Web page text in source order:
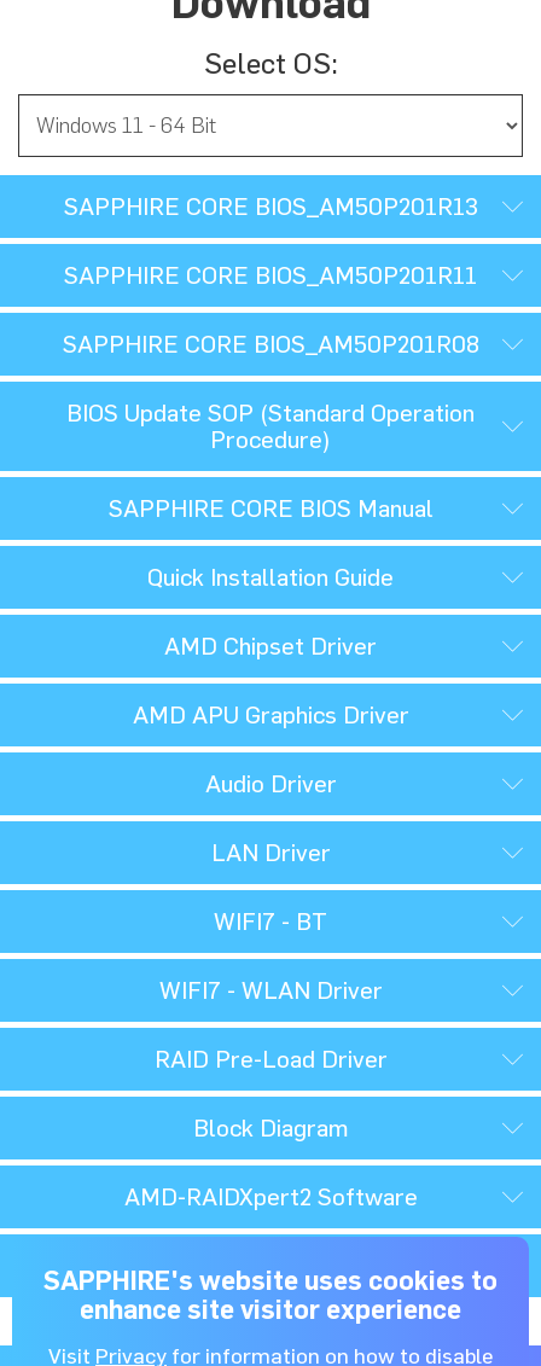
SAPPHIRE's website uses cookies to
enhance site visitor experience
Visit Privacy for information on how to disable
Select OS:
SAPPHIRE CORE BIOS_AM50P201R13
SAPPHIRE CORE BIOS_AM50P201R11
SAPPHIRE CORE BIOS_AM50P201R08
BIOS Update SOP (Standard Operation
Procedure)
SAPPHIRE CORE BIOS Manual
Quick Installation Guide
AMD Chipset Driver
AMD APU Graphics Driver
Audio Driver
LAN Driver
WIFI7 - BT
WIFI7 - WLAN Driver
RAID Pre-Load Driver
Block Diagram
AMD-RAIDXpert2 Software
SAPPHIRE MB QVL